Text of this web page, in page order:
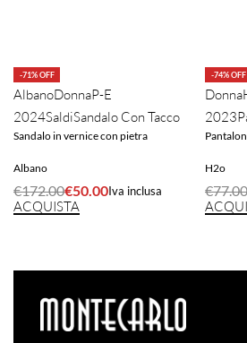
-71% OFF
AlbanoDonnaP-E
2024SaldiSandalo Con Tacco
Sandalo in vernice con pietra
Albano
€172.00€50.00Iva inclusa
ACQUISTA
-74% OFF
Donna
2023
H2o
€77.00